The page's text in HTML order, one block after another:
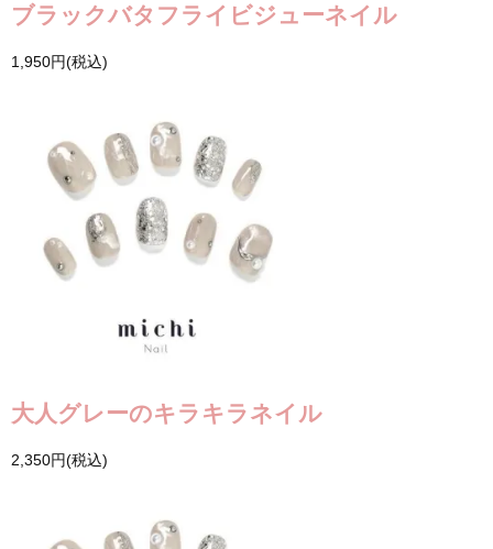
ブラックバタフライビジューネイル
1,950円(税込)
大人グレーのキラキラネイル
2,350円(税込)